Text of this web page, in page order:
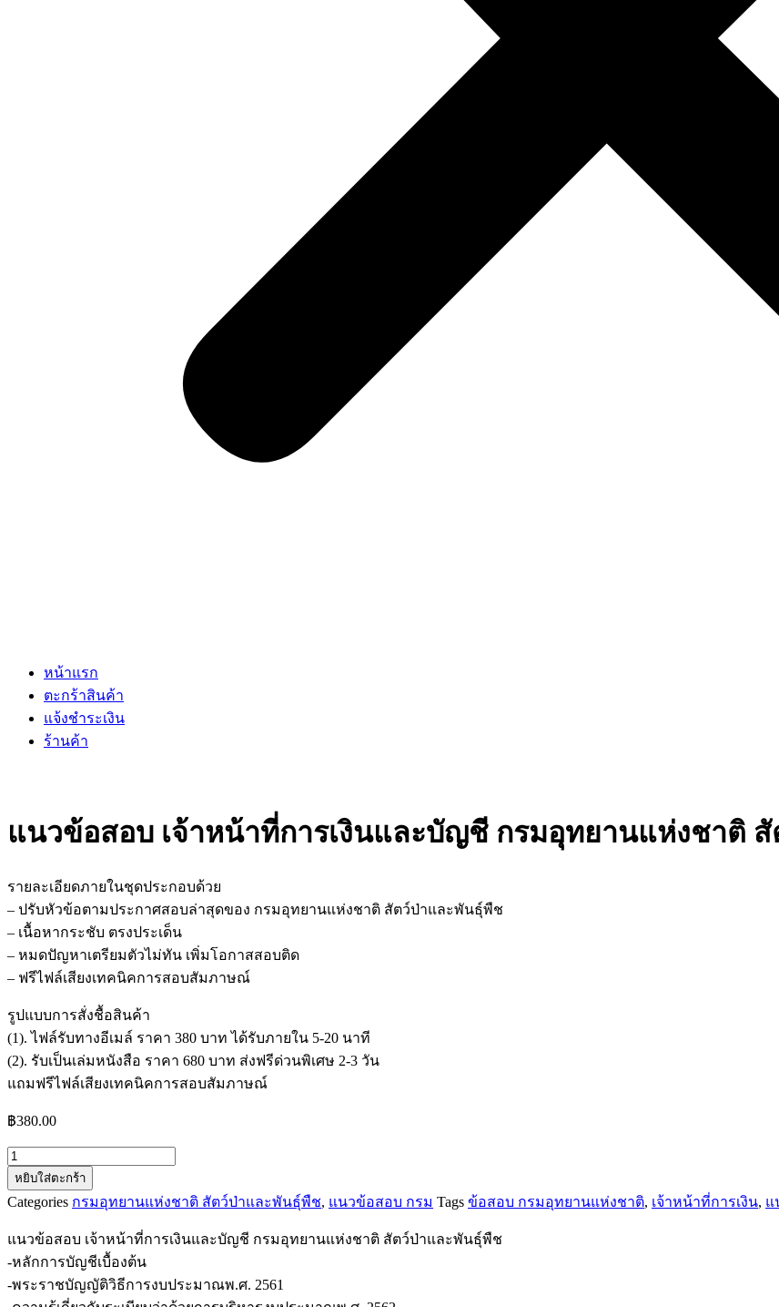
หน้าแรก
ตะกร้าสินค้า
แจ้งชำระเงิน
ร้านค้า
แนวข้อสอบ เจ้าหน้าที่การเงินและบัญชี กรมอุทยานแห่งชาติ
รายละเอียดภายในชุดประกอบด้วย
– ปรับหัวข้อตามประกาศสอบล่าสุดของ กรมอุทยานแห่งชาติ สัตว์ป่าและพันธุ์พืช
– เนื้อหากระชับ ตรงประเด็น
– หมดปัญหาเตรียมตัวไม่ทัน เพิ่มโอกาสสอบติด
– ฟรีไฟล์เสียงเทคนิคการสอบสัมภาษณ์
รูปแบบการสั่งชื้อสินค้า
(1). ไฟล์รับทางอีเมล์ ราคา 380 บาท ได้รับภายใน 5-20 นาที
(2). รับเป็นเล่มหนังสือ ราคา 680 บาท ส่งฟรีด่วนพิเศษ 2-3 วัน
แถมฟรีไฟล์เสียงเทคนิคการสอบสัมภาษณ์
฿380.00
จำนวน
แนว
ข้อสอบ
หน้าที่
การ
เงิน
หยิบใส่ตะกร้า
Categories กรมอุทยานแห่งชาติ สัตว์ป่าและพันธุ์พืช, แนวข้อสอบ กรม Tags ข้อสอบ กรมอุทยานแห่งชาติ, เจ้าหน้าที่การเงิน, แ
แนวข้อสอบ เจ้าหน้าที่การเงินและบัญชี กรมอุทยานแห่งชาติ สัตว์ป่าและพันธุ์พืช
-หลักการบัญชีเบื้องต้น
-พระราชบัญญัติวิธีการงบประมาณพ.ศ. 2561